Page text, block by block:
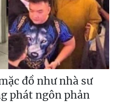
đồ như nhà sư
phát ngôn phản